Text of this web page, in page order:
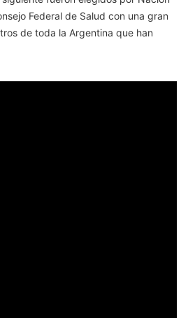
Federal de Salud con una gran
de toda la Argentina que han